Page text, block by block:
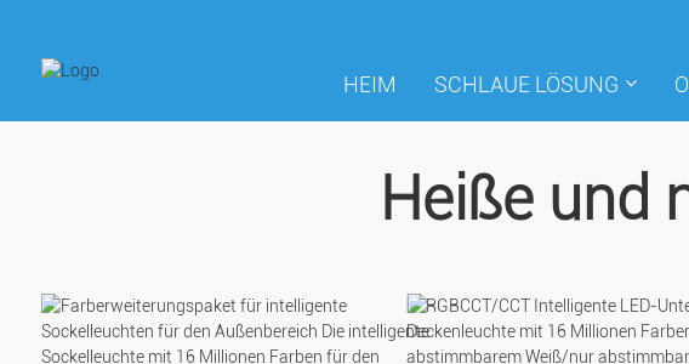
HEIM SCHLAUE LÖSUNG
Heiße und